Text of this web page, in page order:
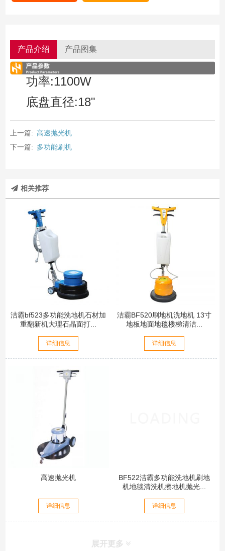
产品介绍 产品图集
功率:1100W
底盘直径:18"
上一篇: 高速抛光机
下一篇: 多功能刷机
相关推荐
洁霸bf523多功能洗地机石材加
重翻新机大理石晶面打...
详细信息
洁霸BF520刷地机洗地机 13寸
地板地面地毯楼梯清洁...
详细信息
高速抛光机
详细信息
BF522洁霸多功能洗地机刷地
机地毯清洗机擦地机抛光...
详细信息
展开更多